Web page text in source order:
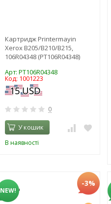
Картридж Printermayin
Xerox B205/B210/B215,
106R04348 (PT106R04348)
Арт: PT106R04348
Код: 1001223
0
У кошик
В наявності
NEW!
-3%